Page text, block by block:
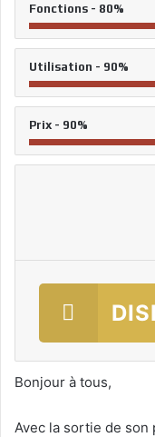
Fonctions - 80%
Utilisation - 90%
Prix - 90%
Bonjour à tous,
Avec la sortie de son